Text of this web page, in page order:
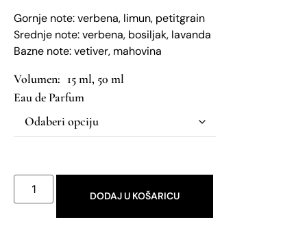
Gornje note: verbena, limun, petitgrain
​Srednje note: verbena, bosiljak, lavanda
​Bazne note: vetiver, mahovina
15 ml, 50 ml
Eau de Parfum
DODAJ U KOŠARICU